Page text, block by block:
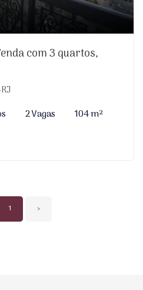
com 3 quartos,
2 Vagas
104 m²
1 ›